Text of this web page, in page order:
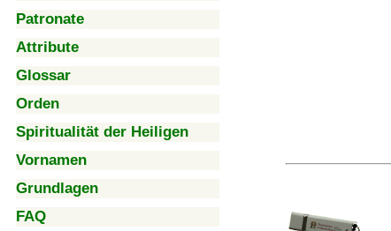
Patronate
Attribute
Glossar
Orden
Spiritualität der Heiligen
Vornamen
Grundlagen
FAQ